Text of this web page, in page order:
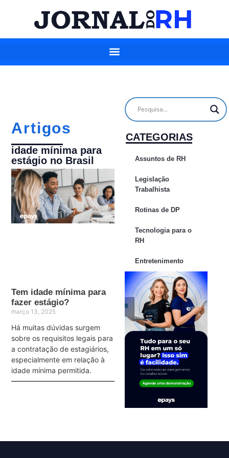
Artigos
idade mínima para
estágio no Brasil
Tem idade mínima para
fazer estágio?
março 13, 2025
Há muitas dúvidas surgem
sobre os requisitos legais para
a contratação de estagiários,
especialmente em relação à
idade mínima permitida.
CATEGORIAS
Assuntos de RH
Legislação
Trabalhista
Rotinas de DP
Tecnologia para o
RH
Entretenimento